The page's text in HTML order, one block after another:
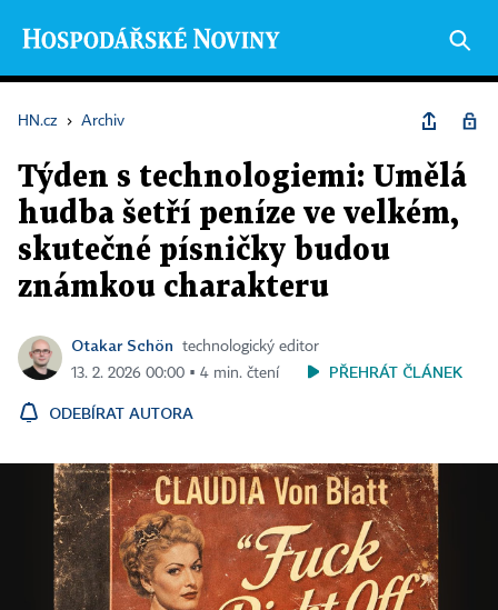
HN.cz › Archiv
Týden s technologiemi: Umělá
hudba šetří peníze ve velkém,
skutečné písničky budou
známkou charakteru
Otakar Schön
technologický editor
13. 2. 2026 00:00 ▪ 4 min. čtení
PŘEHRÁT ČLÁNEK
ODEBÍRAT AUTORA